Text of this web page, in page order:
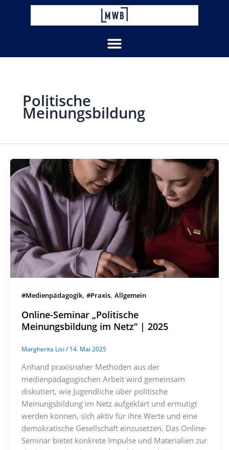
Politische
Meinungsbildung
#Medienpädagogik, #Praxis, Allgemein
Online-Seminar „Politische
Meinungsbildung im Netz“ | 2025
Margherita Lisi /14. Mai 2025
Anhand praxisnaher Methoden aus der
medienpädagogischen Arbeit wird gemeinsam
diskutiert, wie Jugendliche über politische
Meinungsbildung im Netz aufgeklärt und ermutigt
werden können, sich aktiv für ihre Werte und eine
demokratische Gesellschaft einzusetzen. Das Online-
Seminar bietet konkrete Impulse und Materialien zur